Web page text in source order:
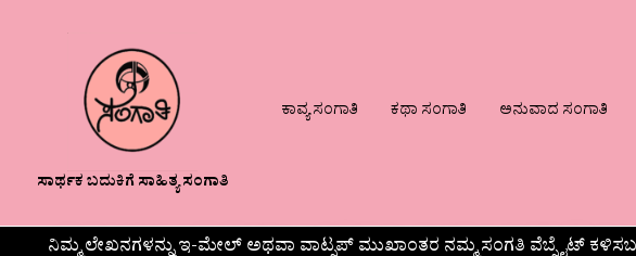
ಸಾರ್ಥಕ ಬದುಕಿಗೆ ಸಾಹಿತ್ಯ ಸಂಗಾತಿ
ಕಾವ್ಯ ಸಂಗಾತಿ ಕಥಾ ಸಂಗಾತಿ ಅನುವಾದ ಸಂಗಾತಿ
ನಿಮ್ಮ ಲೇಖನಗಳನ್ನು ಇ-ಮೇಲ್ ಅಥವಾ ವಾಟ್ಸಪ್ ಮುಖಾಂತರ ನಮ್ಮ ಸಂಗತಿ ವೆಬ್ಸೈಟ್